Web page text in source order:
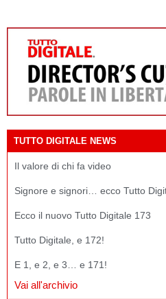
TUTTO DIGITALE NEWS
Il valore di chi fa video
Signore e signori… ecco Tutto
Ecco il nuovo Tutto Digitale 173
Tutto Digitale, e 172!
E 1, e 2, e 3… e 171!
Vai all'archivio